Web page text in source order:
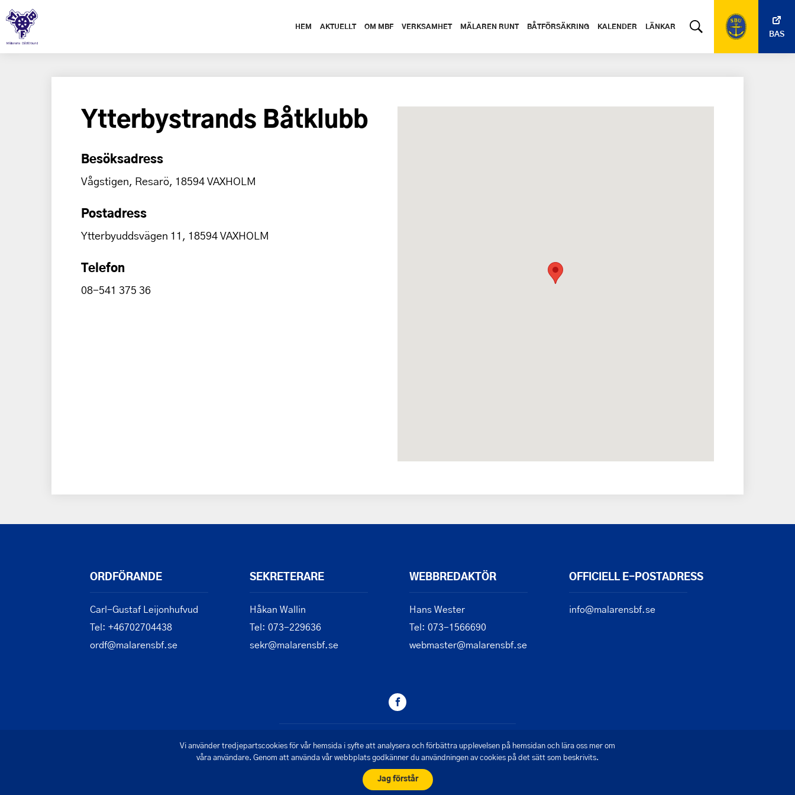
HEM AKTUELLT OM MBF VERKSAMHET MÄLAREN RUNT BÅTFÖRSÄKRING KALENDER LÄNKAR
BAS
Ytterbystrands Båtklubb
Besöksadress
Vågstigen, Resarö, 18594 VAXHOLM
Postadress
Ytterbyuddsvägen 11, 18594 VAXHOLM
Telefon
08-541 375 36
ORDFÖRANDE
Carl-Gustaf Leijonhufvud
Tel: +46702704438
ordf@malarensbf.se
SEKRETERARE
Håkan Wallin
Tel: 073-229636
sekr@malarensbf.se
WEBBREDAKTÖR
Hans Wester
Tel: 073-1566690
webmaster@malarensbf.se
OFFICIELL E-POSTADRESS
info@malarensbf.se
© 2026 - Mälarens Båtförbund
Skapad av Pigment webbyrå
Vi använder tredjepartscookies för vår hemsida i syfte att analysera och förbättra upplevelsen på hemsidan och lära oss mer om
våra användare. Genom att använda vår webbplats godkänner du användningen av cookies på det sätt som beskrivits.
Jag förstår